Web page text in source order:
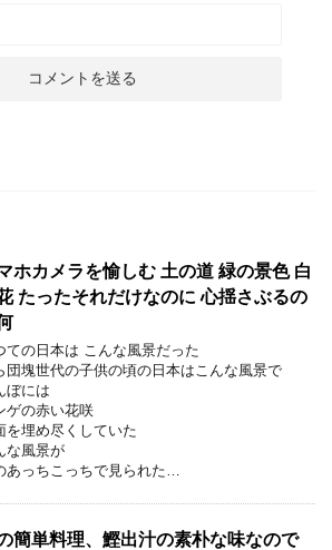
ホカメラを愉しむ 土の道 緑の景色 白
たったそれだけなのに 心揺さぶるの
ての日本は こんな風景だった
団塊世代の子供の頃の日本はこんな風景で
ぼには
ゲの赤い花咲
を埋め尽くしていた
な風景が
あっちこっちで見られた…
簡単料理、鰹出汁の素朴な味なので